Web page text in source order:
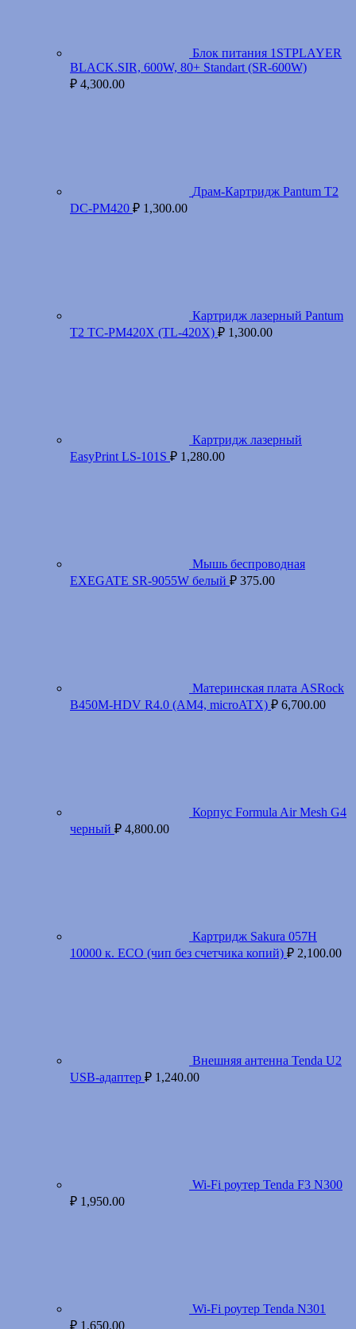
Блок питания 1STPLAYER
BLACK.SIR, 600W, 80+ Standart (SR-600W)
₽ 4,300.00
Драм-Картридж Pantum T2
DC-PM420 ₽ 1,300.00
Картридж лазерный Pantum
T2 TC-PM420X (TL-420X) ₽ 1,300.00
Картридж лазерный
EasyPrint LS-101S ₽ 1,280.00
Мышь беспроводная
EXEGATE SR-9055W белый ₽ 375.00
Материнская плата ASRock
B450M-HDV R4.0 (AM4, microATX) ₽ 6,700.00
Корпус Formula Air Mesh G4
черный ₽ 4,800.00
Картридж Sakura 057H
10000 к. ECO (чип без счетчика копий) ₽ 2,100.00
Внешняя антенна Tenda U2
USB-адаптер ₽ 1,240.00
Wi-Fi роутер Tenda F3 N300
₽ 1,950.00
Wi-Fi роутер Tenda N301
₽ 1,650.00